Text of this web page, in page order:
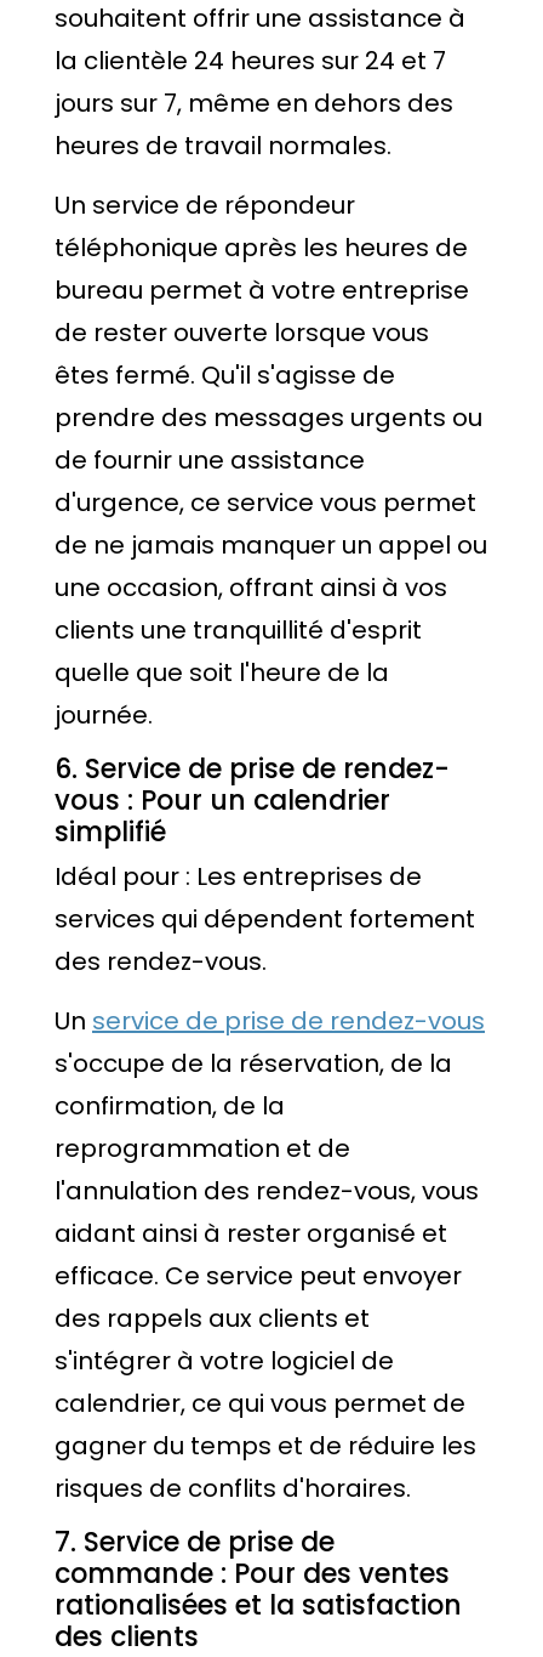
souhaitent offrir une assistance à
la clientèle 24 heures sur 24 et 7
jours sur 7, même en dehors des
heures de travail normales.
Un service de répondeur
téléphonique après les heures de
bureau permet à votre entreprise
de rester ouverte lorsque vous
êtes fermé. Qu'il s'agisse de
prendre des messages urgents ou
de fournir une assistance
d'urgence, ce service vous permet
de ne jamais manquer un appel ou
une occasion, offrant ainsi à vos
clients une tranquillité d'esprit
quelle que soit l'heure de la
journée.
6. Service de prise de rendez-
vous : Pour un calendrier
simplifié
Idéal pour : Les entreprises de
services qui dépendent fortement
des rendez-vous.
Un service de prise de rendez-vous
s'occupe de la réservation, de la
confirmation, de la
reprogrammation et de
l'annulation des rendez-vous, vous
aidant ainsi à rester organisé et
efficace. Ce service peut envoyer
des rappels aux clients et
s'intégrer à votre logiciel de
calendrier, ce qui vous permet de
gagner du temps et de réduire les
risques de conflits d'horaires.
7. Service de prise de
commande : Pour des ventes
rationalisées et la satisfaction
des clients